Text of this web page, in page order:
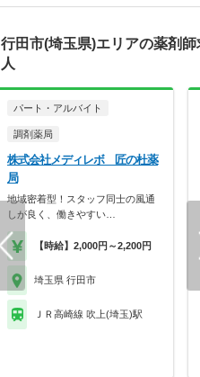
行田市(埼玉県)エリアの薬剤師
人
パート・アルバイト
調剤薬局
株式会社メディレボ 匠の杜薬
局
地域密着型！スタッフ同士の風通
しが良く、働きやすい…
【時給】2,000円～2,200円
埼玉県 行田市
ＪＲ高崎線 吹上(埼玉)駅